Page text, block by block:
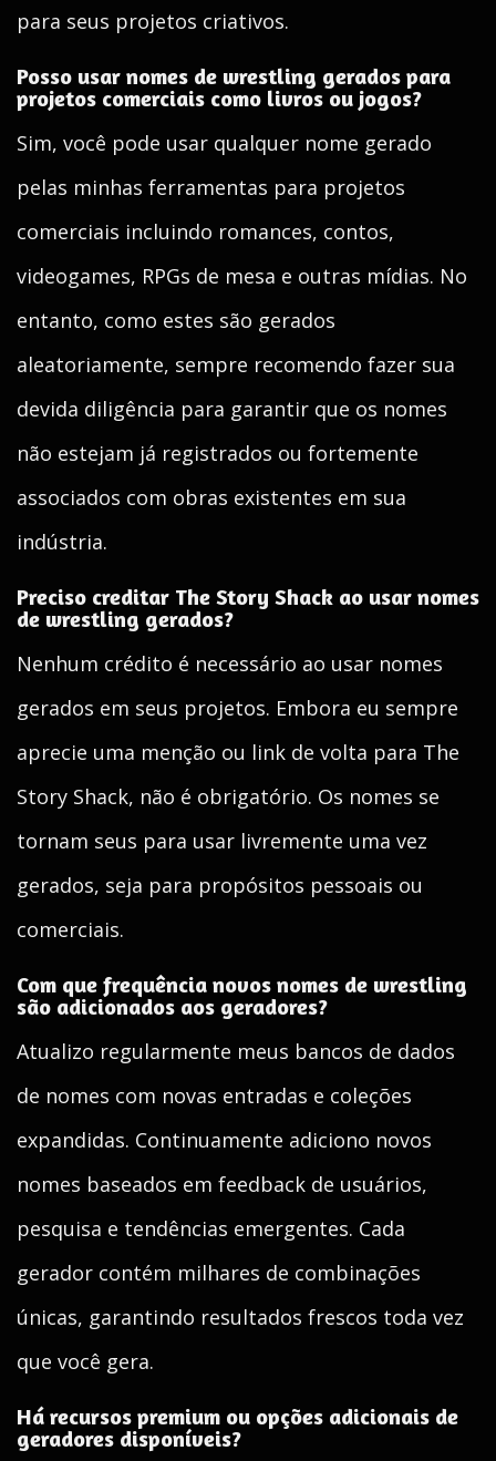
para seus projetos criativos.
Posso usar nomes de wrestling gerados para
projetos comerciais como livros ou jogos?
Sim, você pode usar qualquer nome gerado
pelas minhas ferramentas para projetos
comerciais incluindo romances, contos,
videogames, RPGs de mesa e outras mídias. No
entanto, como estes são gerados
aleatoriamente, sempre recomendo fazer sua
devida diligência para garantir que os nomes
não estejam já registrados ou fortemente
associados com obras existentes em sua
indústria.
Preciso creditar The Story Shack ao usar nomes
de wrestling gerados?
Nenhum crédito é necessário ao usar nomes
gerados em seus projetos. Embora eu sempre
aprecie uma menção ou link de volta para The
Story Shack, não é obrigatório. Os nomes se
tornam seus para usar livremente uma vez
gerados, seja para propósitos pessoais ou
comerciais.
Com que frequência novos nomes de wrestling
são adicionados aos geradores?
Atualizo regularmente meus bancos de dados
de nomes com novas entradas e coleções
expandidas. Continuamente adiciono novos
nomes baseados em feedback de usuários,
pesquisa e tendências emergentes. Cada
gerador contém milhares de combinações
únicas, garantindo resultados frescos toda vez
que você gera.
Há recursos premium ou opções adicionais de
geradores disponíveis?